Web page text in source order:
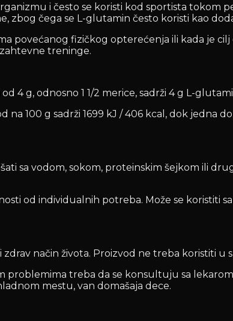
i često se koristi kod sportista tokom
zbog čega se L-glutamin često koristi kao
povećanog fizičkog opterećenja ili kada je
treninge.
4 g, odnosno 1 1/2 merice, sadrži 4 g L-
100 g sadrži 1699 kJ / 406 kcal, dok jedna
sa vodom, sokom, proteinskim šejkom ili
od individualnih potreba. Može se koristiti
način života. Proizvod ne treba koristiti u
problemima treba da se konsultuju sa
mestu, van domašaja dece.